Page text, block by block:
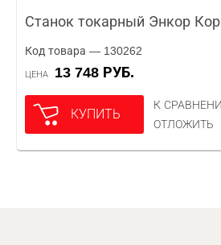
Станок токарный Энкор
Код товара — 130262
ЦЕНА 13 748 РУБ.
КУПИТЬ
К
ОТЛОЖИТЬ